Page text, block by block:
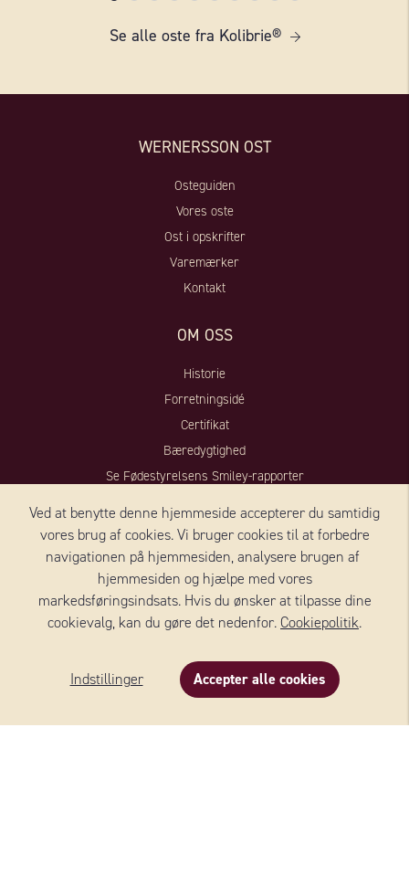
Ved at benytte denne hjemmeside accepterer du samtidig
vores brug af cookies. Vi bruger cookies til at forbedre
navigationen på hjemmesiden, analysere brugen af ​​
hjemmesiden og hjælpe med vores
markedsføringsindsats. Hvis du ønsker at tilpasse dine
cookievalg, kan du gøre det nedenfor.Cookiepolitik.
Indstillinger Accepter alle cookies
Indhold Om produktet
Se alle oste fra Kolibrie®
WERNERSSON OST
Osteguiden
Vores oste
Ost i opskrifter
Varemærker
Kontakt
OM OSS
Historie
Forretningsidé
Certifikat
Bæredygtighed
Se Fødestyrelsens Smiley-rapporter
KONTAKT SVERIGE
Wernersson Ost AB
Industrivägen 5
52390 Ulricehamn
+46 (0)10 - 161 56 00